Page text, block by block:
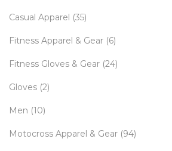
Casual Apparel (35)
Fitness Apparel & Gear (6)
Fitness Gloves & Gear (24)
Gloves (2)
Men (10)
Motocross Apparel & Gear (94)